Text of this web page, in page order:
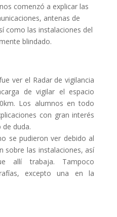
comenzó a explicar las
antenas de
como las instalaciones del
blindado.
ver el Radar de vigilancia
de vigilar el espacio
Los alumnos en todo
con gran interés
duda.
se pudieron ver debido al
sobre las instalaciones, así
allí trabaja. Tampoco
excepto una en la